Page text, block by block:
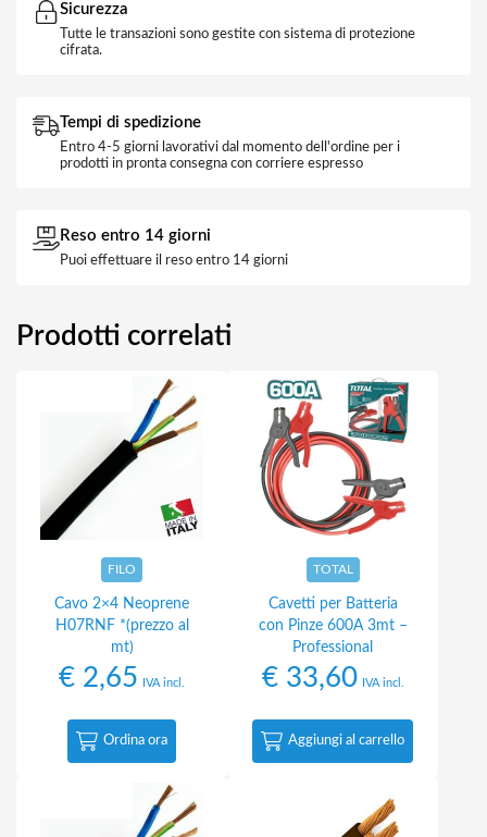
Sicurezza
Tutte le transazioni sono gestite con sistema di protezione
cifrata.
Tempi di spedizione
Entro 4-5 giorni lavorativi dal momento dell'ordine per i
prodotti in pronta consegna con corriere espresso
Reso entro 14 giorni
Puoi effettuare il reso entro 14 giorni
Prodotti correlati
FILO
Cavo 2×4 Neoprene
H07RNF *(prezzo al
mt)
€ 2,65 IVA incl.
Ordina ora
TOTAL
Cavetti per Batteria
con Pinze 600A 3mt –
Professional
€33,60 IVA incl.
Aggiungi al carrello